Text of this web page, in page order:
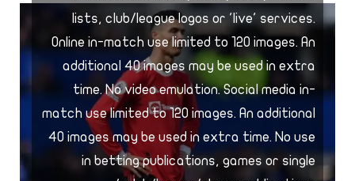
lists, club/league logos or 'live' services.
Online in-match use limited to 120 images. An
additional 40 images may be used in extra
time. No video emulation. Social media in-
match use limited to 120 images. An additional
40 images may be used in extra time. No use
in betting publications, games or single